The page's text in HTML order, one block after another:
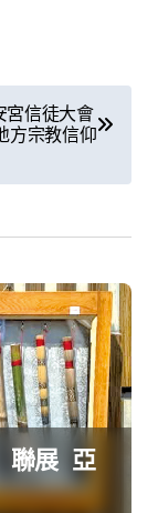
宮信徒大會
方宗教信仰
聯展 亞